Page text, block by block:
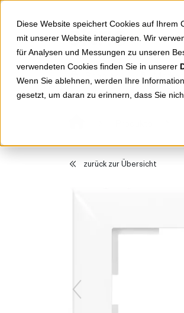
Diese Website speichert Cookies auf
mit unserer Website interagieren. Wir
für Analysen und Messungen zu unseren
verwendeten Cookies finden Sie in unserer
Wenn Sie ablehnen, werden Ihre
gesetzt, um daran zu erinnern, dass Sie
Springe zu Hauptinhalt
zurück zur Übersicht